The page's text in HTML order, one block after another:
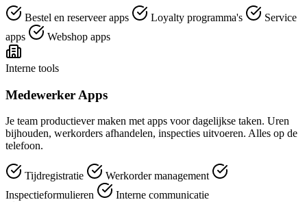
Bestel en reserveer apps Loyalty programma's
Service
apps
Webshop apps
Interne tools
Medewerker Apps
Je team productiever maken met apps voor dagelijkse taken. Uren
bijhouden, werkorders afhandelen, inspecties uitvoeren. Alles op de
telefoon.
Tijdregistratie
Werkorder management
Inspectieformulieren
Interne communicatie